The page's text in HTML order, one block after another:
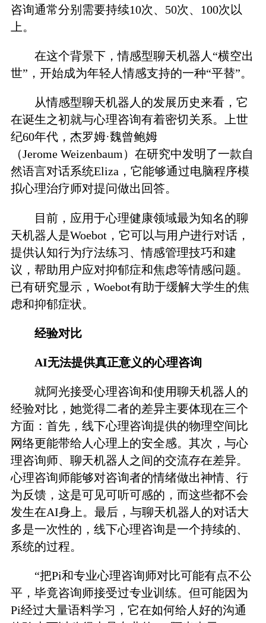
咨询通常分别需要持续10次、50次、100次以
上。
在这个背景下，情感型聊天机器人“横空出
世”，开始成为年轻人情感支持的一种“平替”。
从情感型聊天机器人的发展历史来看，它
在诞生之初就与心理咨询有着密切关系。上世
纪60年代，杰罗姆·魏曾鲍姆
（Jerome Weizenbaum）在研究中发明了一款自
然语言对话系统Eliza，它能够通过电脑程序模
拟心理治疗师对提问做出回答。
目前，应用于心理健康领域最为知名的聊
天机器人是Woebot，它可以与用户进行对话，
提供认知行为疗法练习、情感管理技巧和建
议，帮助用户应对抑郁症和焦虑等情感问题。
已有研究显示，Woebot有助于缓解大学生的焦
虑和抑郁症状。
经验对比
AI无法提供真正意义的心理咨询
就阿光接受心理咨询和使用聊天机器人的
经验对比，她觉得二者的差异主要体现在三个
方面：首先，线下心理咨询提供的物理空间比
网络更能带给人心理上的安全感。其次，与心
理咨询师、聊天机器人之间的交流存在差异。
心理咨询师能够对咨询者的情绪做出神情、行
为反馈，这是可见可听可感的，而这些都不会
发生在AI身上。最后，与聊天机器人的对话大
多是一次性的，线下心理咨询是一个持续的、
系统的过程。
“把Pi和专业心理咨询师对比可能有点不公
平，毕竟咨询师接受过专业训练。但可能因为
Pi经过大量语料学习，它在如何给人好的沟通